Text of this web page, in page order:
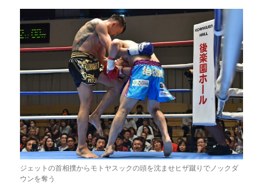
ジェットの首相撲からモトヤスックの頭を沈ませヒザ蹴りでノックダ
ウンを奪う